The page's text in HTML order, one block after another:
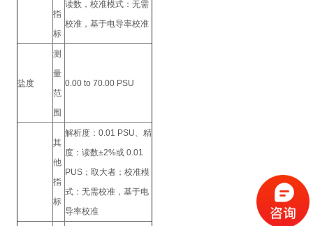
指
标
读数，校准模式：无需
校准，基于电导率校准
盐度
测
量
范
围
0.00 to 70.00 PSU
其
他
指
标
解析度：0.01 PSU、精
度：读数±2%或 0.01
PUS；取大者；校准模
式：无需校准，基于电
导率校准